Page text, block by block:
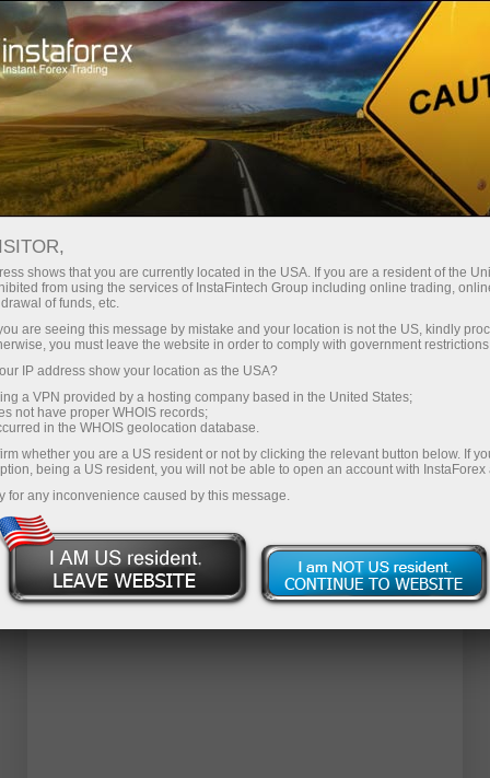
Para traders Analytical Reviews Technical analysis
11.09.2024: Forex Analysis &
Reviews: Forex forecast 09/11/2024:
GBP/USD, GBP/JPY, Oil and Bitcoin
shows that you are currently located in the USA. If you are a resident of the
from using the services of InstaFintech Group including online trading,
of funds, etc.
are seeing this message by mistake and your location is not the US, kindly
you must leave the website in order to comply with government
IP address show your location as the USA?
a VPN provided by a hosting company based in the United States;
not have proper WHOIS records;
in the WHOIS geolocation database.
whether you are a US resident or not by clicking the relevant button below. If
being a US resident, you will not be able to open an account with InstaForex
for any inconvenience caused by this message.